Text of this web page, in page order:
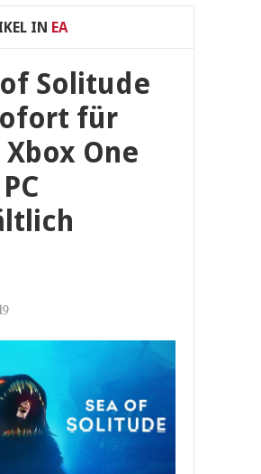
IN EA
Solitude
für
Xbox One